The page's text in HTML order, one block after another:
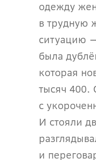
одежду
в трудную
ситуацию
была
которая
тысяч 400.
с
И стояли
и